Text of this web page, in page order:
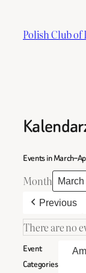
content
Polish Club of
Events in
Month
Previous
There are no
Event
Categories